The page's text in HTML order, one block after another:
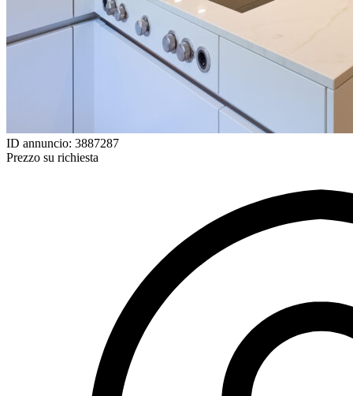
ID annuncio: 3887287
Prezzo su richiesta